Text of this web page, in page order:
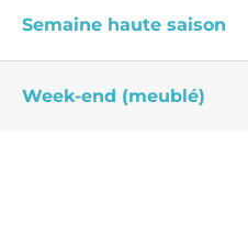
Semaine haute saison
Week-end (meublé)